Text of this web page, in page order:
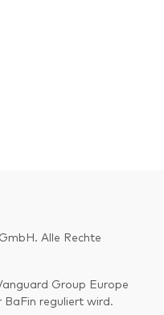
Alle Rechte
Group Europe
BaFin reguliert wird.